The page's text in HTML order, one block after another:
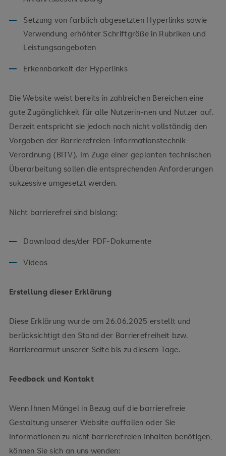
Setzung von farblich abgesetzten Hyperlinks sowie
Verwendung erhöhter Schriftgröße in Rubriken und
Leistungsangeboten
Erkennbarkeit der Hyperlinks
Die Website weist bereits in zahlreichen Bereichen eine
gute Zugänglichkeit für alle Nutzerin-nen und Nutzer auf.
Derzeit entspricht sie jedoch noch nicht vollständig den
Vorgaben der Barrierefreien-Informationstechnik-
Verordnung (BITV). Im Zuge einer geplanten technischen
Überarbeitung sollen die entsprechenden Anforderungen
sukzessive umgesetzt werden.
Nicht barrierefrei sind bislang:
Download des/der PDF-Dokumente
Videos
Erstellung dieser Erklärung
Diese Erklärung wurde am 26.06.2025 erstellt und
berücksichtigt den Stand der Barrierefreiheit bzw.
Barrierearmut unserer Seite bis zu diesem Tage.
Feedback und Kontakt
Wenn Ihnen Mängel in Bezug auf die barrierefreie
Gestaltung unserer Website auffallen oder Sie
Informationen zu nicht barrierefreien Inhalten benötigen,
können Sie sich an uns wenden: